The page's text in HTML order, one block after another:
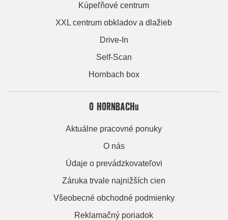
Kúpeľňové centrum
XXL centrum obkladov a dlažieb
Drive-In
Self-Scan
Hornbach box
O HORNBACHu
Aktuálne pracovné ponuky
O nás
Údaje o prevádzkovateľovi
Záruka trvale najnižších cien
Všeobecné obchodné podmienky
Reklamačný poriadok